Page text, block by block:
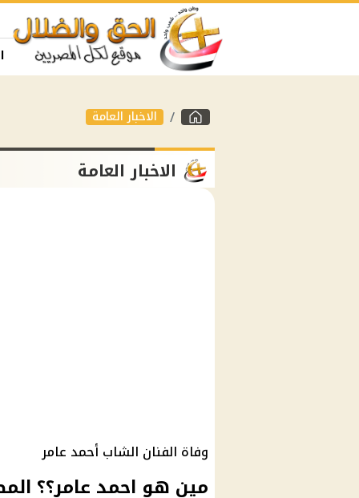
الاخبار العامة
الاخبار العامة
وفاة الفنان الشاب أحمد عامر
مين هو احمد عامر؟؟